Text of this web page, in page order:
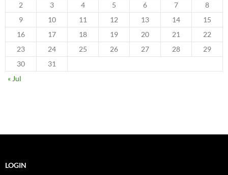
2
3 4 5 6 7
8
9
10 11 12 13 14
15
16
17 18 19 20 21
22
23
24 25 26 27 28
29
30
31
« Jul
LOGIN